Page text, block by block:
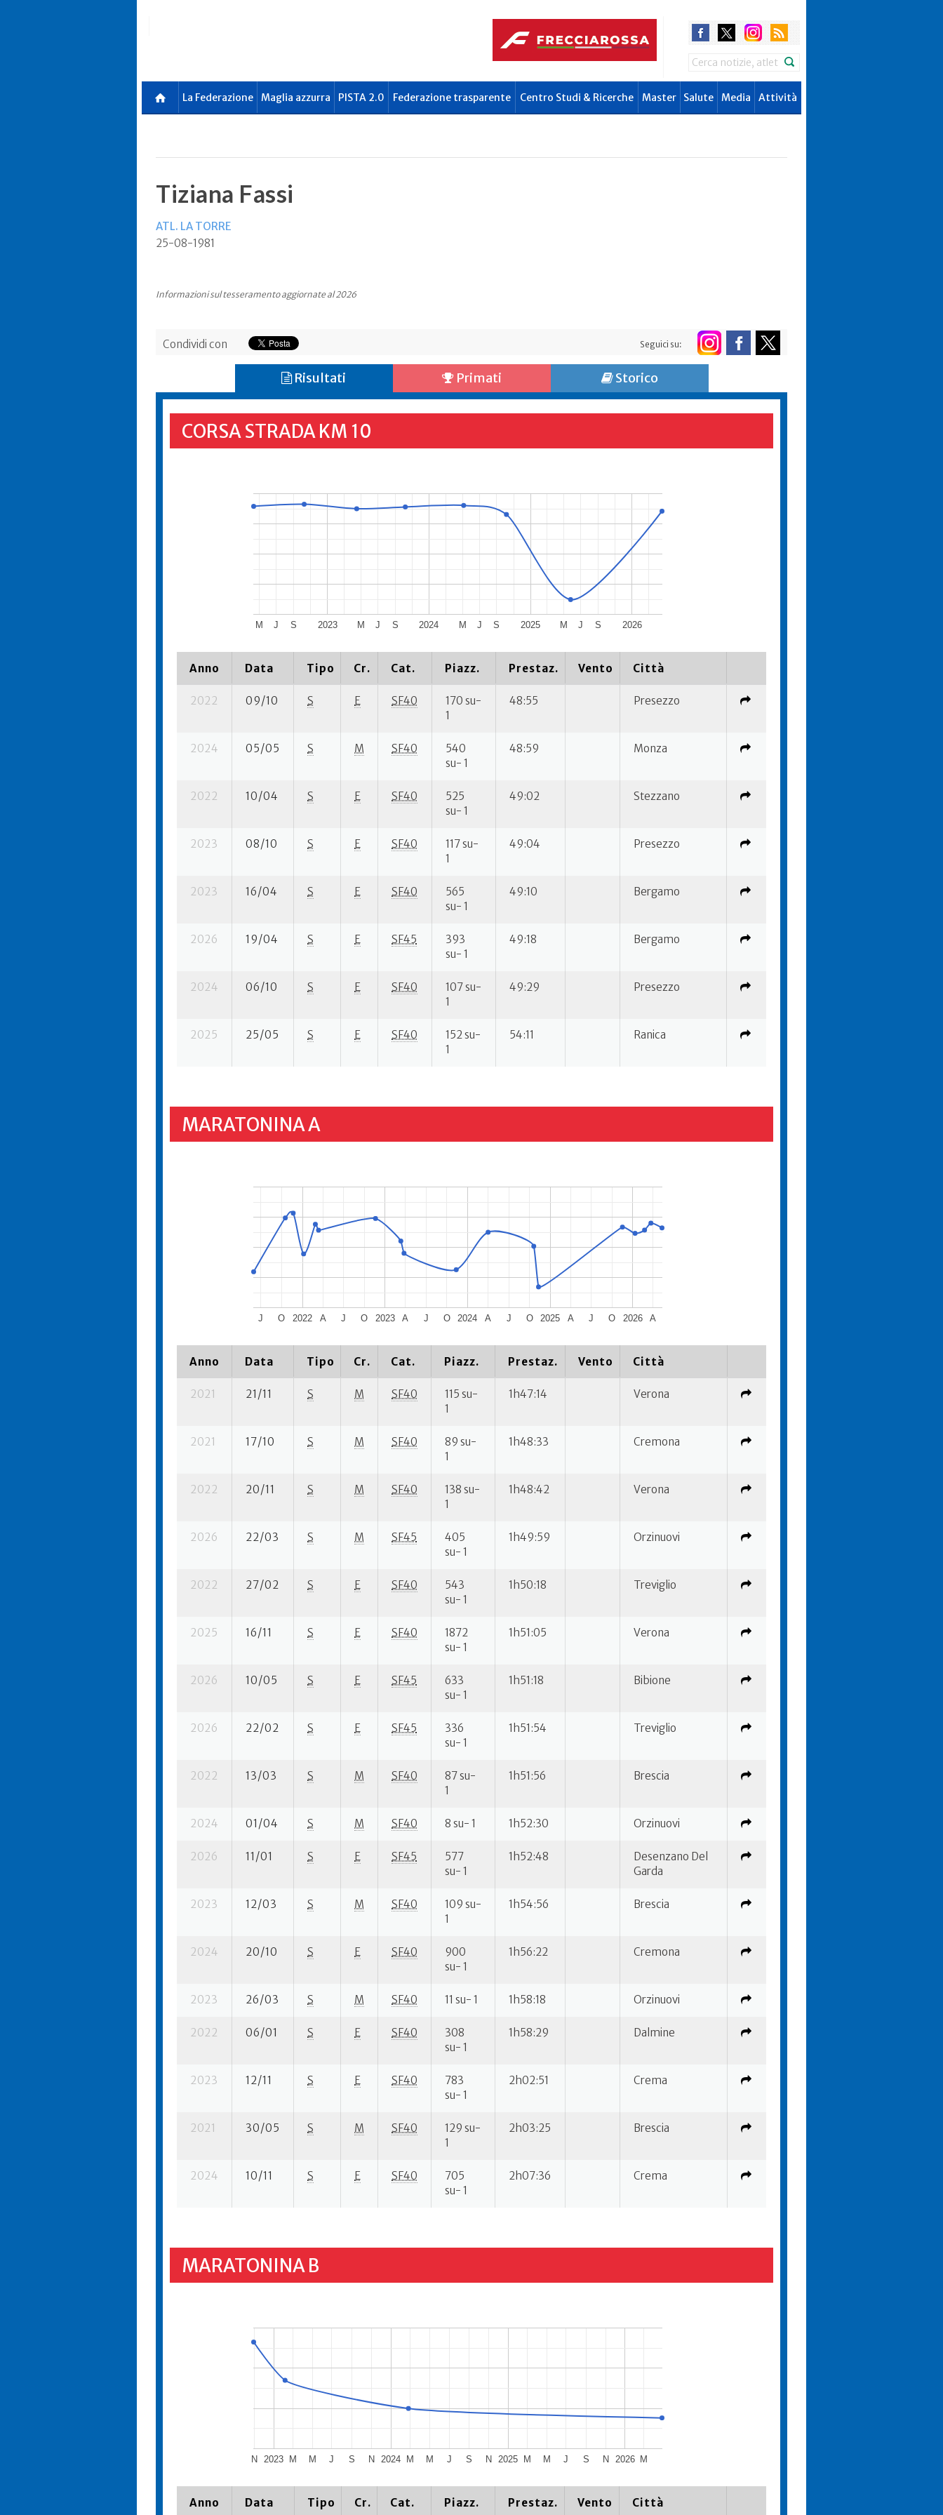
Search
La Federazione Maglia azzurra PISTA 2.0 Federazione trasparente Centro Studi & Ricerche Master Salute Media Attività
Tiziana Fassi
ATL. LA TORRE
25-08-1981
Informazioni sul tesseramento aggiornate al 2026
Condividi con Seguici su:
Risultati Primati Storico
CORSA STRADA KM 10
2023 2024 2025 2026
M J S M J S M J S M J S
Anno Data Tipo Cr. Cat. Piazz. Prestaz. Vento Città
2022 09/10 S E SF40
170 su-
1
48:55 Presezzo
2024 05/05 S M SF40
540
su- 1
48:59 Monza
2022 10/04 S E SF40
525
su- 1
49:02 Stezzano
2023 08/10 S E SF40
117 su-
1
49:04 Presezzo
2023 16/04 S E SF40
565
su- 1
49:10 Bergamo
2026 19/04 S E SF45
393
su- 1
49:18 Bergamo
2024 06/10 S E SF40
107 su-
1
49:29 Presezzo
2025 25/05 S E SF40
152 su-
1
54:11 Ranica
MARATONINA A
2022 2023 2024 2025 2026
J O A J O A J O A J O A J O A
Anno Data Tipo Cr. Cat. Piazz. Prestaz. Vento Città
2021 21/11 S M SF40
115 su-
1
1h47:14 Verona
2021 17/10 S M SF40
89 su-
1
1h48:33 Cremona
2022 20/11 S M SF40
138 su-
1
1h48:42 Verona
2026 22/03 S M SF45
405
su- 1
1h49:59 Orzinuovi
2022 27/02 S E SF40
543
su- 1
1h50:18 Treviglio
2025 16/11 S E SF40
1872
su- 1
1h51:05 Verona
2026 10/05 S E SF45
633
su- 1
1h51:18 Bibione
2026 22/02 S E SF45
336
su- 1
1h51:54 Treviglio
2022 13/03 S M SF40
87 su-
1
1h51:56 Brescia
2024 01/04 S M SF40 8 su- 1 1h52:30 Orzinuovi
2026 11/01 S E SF45
577
su- 1
1h52:48
Desenzano Del
Garda
2023 12/03 S M SF40
109 su-
1
1h54:56 Brescia
2024 20/10 S E SF40
900
su- 1
1h56:22 Cremona
2023 26/03 S M SF40 11 su- 1 1h58:18 Orzinuovi
2022 06/01 S E SF40
308
su- 1
1h58:29 Dalmine
2023 12/11 S E SF40
783
su- 1
2h02:51 Crema
2021 30/05 S M SF40
129 su-
1
2h03:25 Brescia
2024 10/11 S E SF40
705
su- 1
2h07:36 Crema
MARATONINA B
2023 2024 2025 2026
N M M J S N M M J S N M M J S N M
Anno Data Tipo Cr. Cat. Piazz. Prestaz. Vento Città